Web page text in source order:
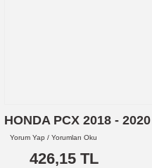
HONDA PCX 2018 -
Yorum Yap / Yorumları Oku
426,15 TL